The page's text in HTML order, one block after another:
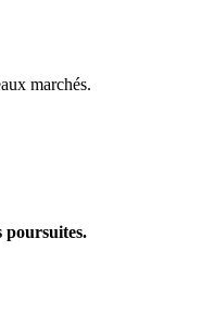
marchés.
poursuites.